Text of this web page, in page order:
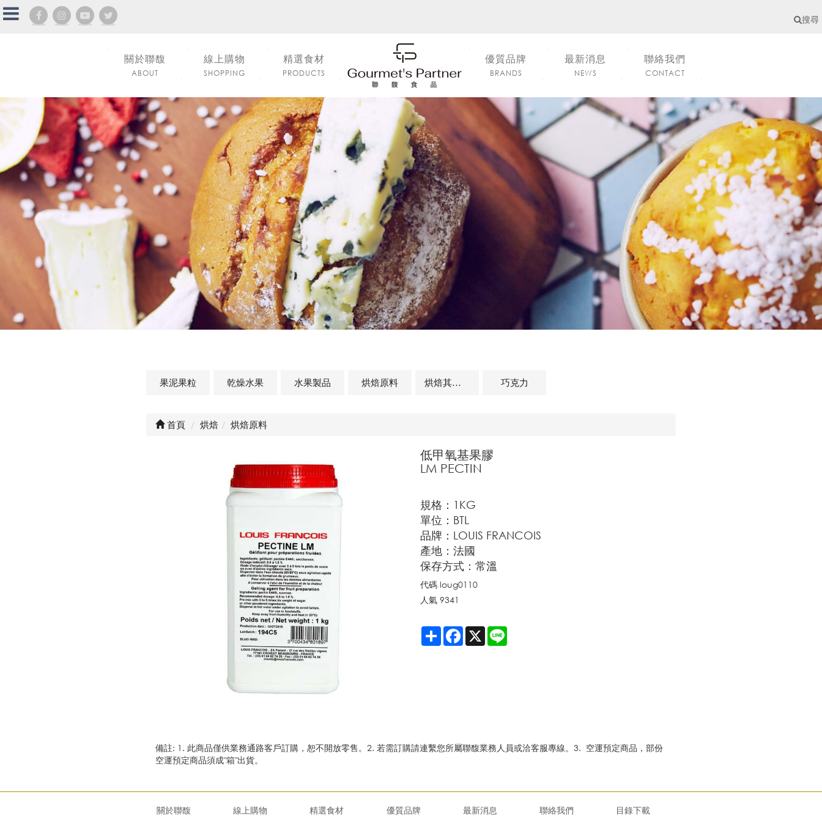
搜尋
關於聯馥
ABOUT
線上購物
SHOPPING
精選食材
PRODUCTS
優質品牌
BRANDS
最新消息
NEWS
聯絡我們
CONTACT
果泥果粒 乾燥水果 水果製品 烘焙原料 烘焙其他及相關商品 巧克力
首頁 烘焙 烘焙原料
低甲氧基果膠
LM PECTIN
規格：1KG
單位：BTL
品牌：LOUIS FRANCOIS
產地：法國
保存方式：常溫
代碼 loug0110
人氣 9341
Share Facebook
X
備註: 1. 此商品僅供業務通路客戶訂購，恕不開放零售。2. 若需訂購請連繫您所屬聯馥業務人員或洽客服專線。3. 空運預定商品，部份
空運預定商品須成"箱"出貨。
關於聯馥 線上購物 精選食材 優質品牌 最新消息 聯絡我們 目錄下載